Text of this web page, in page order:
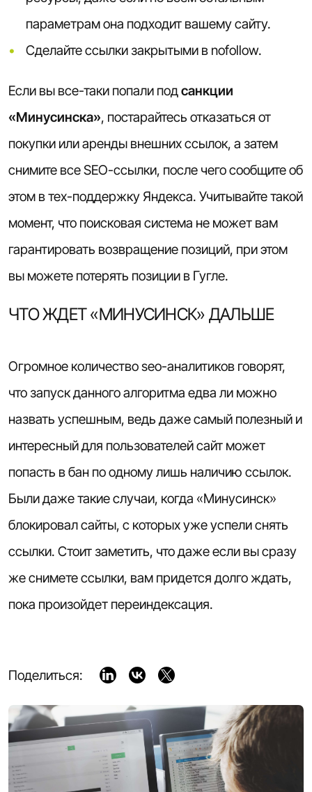
параметрам она подходит вашему сайту.
Сделайте ссылки закрытыми в nofollow.
Если вы все-таки попали подсанкции
«Минусинска», постарайтесь отказаться от
покупки или аренды внешних ссылок, а затем
снимите все SEO-ссылки, после чего сообщите об
этом в тех-поддержку Яндекса. Учитывайте такой
момент, что поисковая система не может вам
гарантировать возвращение позиций, при этом
вы можете потерять позиции в Гугле.
ЧТО ЖДЕТ «МИНУСИНСК» ДАЛЬШЕ
Огромное количество seo-аналитиков говорят,
что запуск данного алгоритма едва ли можно
назвать успешным, ведь даже самый полезный и
интересный для пользователейсайтможет
попасть в бан по одному лишь наличию ссылок.
Были даже такие случаи, когда «Минусинск»
блокировал сайты, с которых уже успели снять
ссылки. Стоит заметить, что даже если вы сразу
же снимете ссылки, вам придется долго ждать,
пока произойдет переиндексация.
Поделиться: